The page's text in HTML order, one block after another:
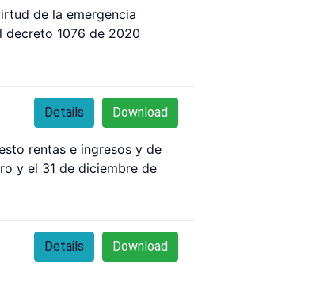
de la emergencia
decreto 1076 de 2020
Download
Details
rentas e ingresos y de
y el 31 de diciembre de
Download
Details